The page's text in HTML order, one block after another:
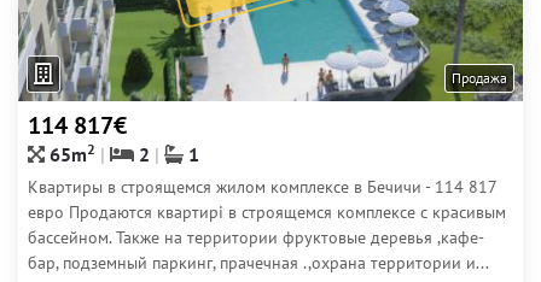
Продажа
114 817€
65m2 2 1
Квартиры в строящемся жилом комплексе в Бечичи - 114 817
евро Продаются квартирі в строящемся комплексе с красивым
бассейном. Также на территории фруктовые деревья ,кафе-
бар, подземный паркинг, прачечная .,охрана территории и...